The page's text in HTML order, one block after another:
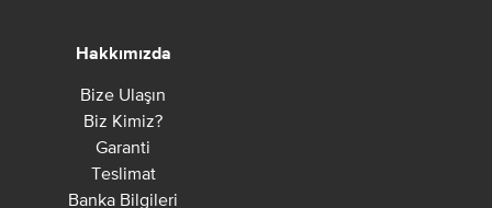
Hakkımızda
Bize Ulaşın
Biz Kimiz?
Garanti
Teslimat
Banka Bilgileri